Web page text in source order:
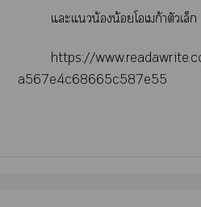
แะแน้องน้อยโเก้าตัวเล็ก
https://
a567e4c68665c587e55